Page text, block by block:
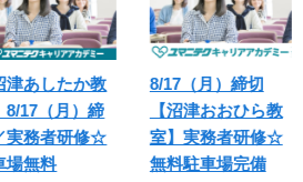
沼津あしたか教
】8/17（月）締
／実務者研修☆
車場無料
8/17（月）締切
【沼津おおひら教
室】実務者研修☆
無料駐車場完備